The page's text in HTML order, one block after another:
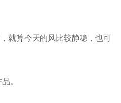
就算今天的风比较静稳，也可
。